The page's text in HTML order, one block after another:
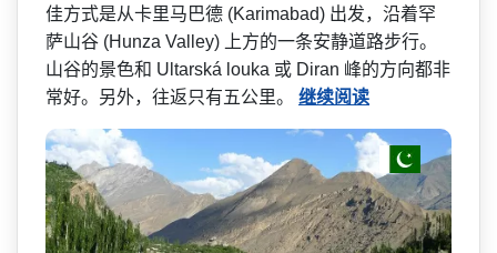
佳方式是从卡里马巴德 (Karimabad) 出发，沿着罕
萨山谷 (Hunza Valley) 上方的一条安静道路步行。
山谷的景色和 Ultarská louka 或 Diran 峰的方向都非
常好。另外，往­返只有五公里。 继续阅读